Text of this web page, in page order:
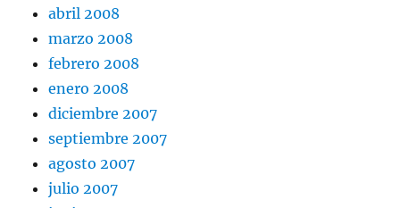
abril 2008
marzo 2008
febrero 2008
enero 2008
diciembre 2007
septiembre 2007
agosto 2007
julio 2007